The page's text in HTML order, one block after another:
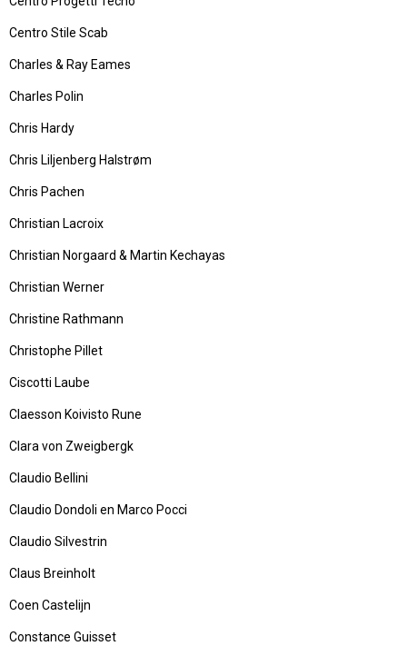
Centro Stile Scab
Charles & Ray Eames
Charles Polin
Chris Hardy
Chris Liljenberg Halstrøm
Chris Pachen
Christian Lacroix
Christian Norgaard & Martin Kechayas
Christian Werner
Christine Rathmann
Christophe Pillet
Ciscotti Laube
Claesson Koivisto Rune
Clara von Zweigbergk
Claudio Bellini
Claudio Dondoli en Marco Pocci
Claudio Silvestrin
Claus Breinholt
Coen Castelijn
Constance Guisset